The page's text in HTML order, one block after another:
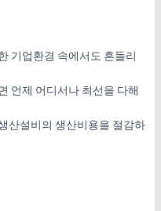
기업환경 속에서도 흔들리
언제 어디서나 최선을 다해
산설비의 생산비용을 절감하